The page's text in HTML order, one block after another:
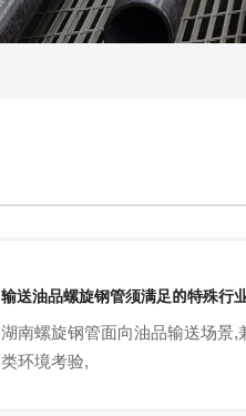
输送油品螺旋钢管须满足的特殊行
湖南螺旋钢管面向油品输送场景
类环境考验,